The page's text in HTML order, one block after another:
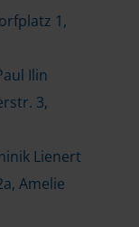
1,
Ilin
3,
Lienert
Amelie